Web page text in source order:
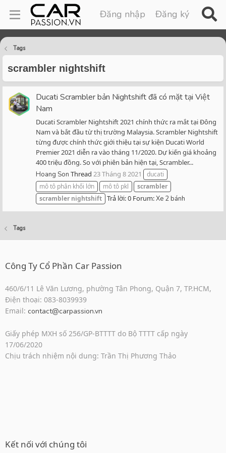
Đăng nhập Đăng ký
Tags
scrambler nightshift
Ducati Scrambler bản Nightshift đã có mặt tại Việt
Nam
Ducati Scrambler Nightshift 2021 chính thức ra mắt tại Đông
Nam và bắt đầu từ thị trường Malaysia. Scrambler Nightshift
từng được chính thức giới thiệu tại sự kiện Ducati World
Premier 2021 diễn ra vào tháng 11/2020. Dự kiến giá khoảng
400 triệu đồng. So với phiên bản hiện tại, Scrambler...
Hoang Son Thread 23 Tháng 8 2021
ducati
mô tô phân khối lớn
mô tô pkl
scrambler
scrambler nightshift Trả lời: 0 Forum:Xe 2 bánh
Tags
Công Ty Cổ Phần Car Passion
460/6/11 Lê Văn Lương, phường Tân Phong, Quận 7, TP.HCM,
Điện thoại: 083-8039939
Email: contact@carpassion.vn
Giấy phép MXH số 256/GP-BTTTT do Bộ TTTT cấp ngày
17/06/2020
Chịu trách nhiệm nội dung: Trần Thị Phương Thảo
Kết nối với chúng tôi